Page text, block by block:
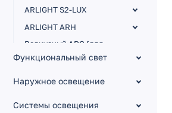
ARLIGHT S2-LUX
ARLIGHT ARH
Радиусный ARC [для
кругов]
Силиконовые и
Функциональный свет
Наружное освещение
Системы освещения